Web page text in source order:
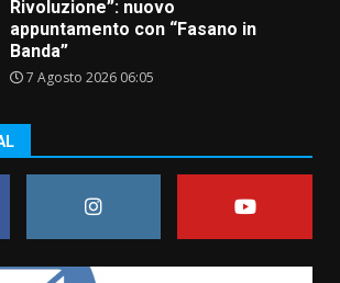
US Fasano, Scianaro: “Profonda
amarezza per esclusione dal
campionato di calcio”
7 Agosto 2026 06:00
Grande successo per la “Sagra
del Pesce Spada” a Savelletri
9 Agosto 2026 07:32